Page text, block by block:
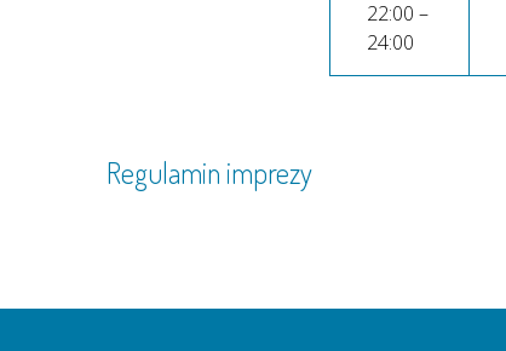
22:00 –
24:00
Regulamin imprezy